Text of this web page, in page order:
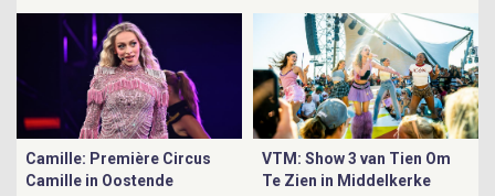
Camille: Première Circus
Camille in Oostende
VTM: Show 3 van Tien Om
Te Zien in Middelkerke